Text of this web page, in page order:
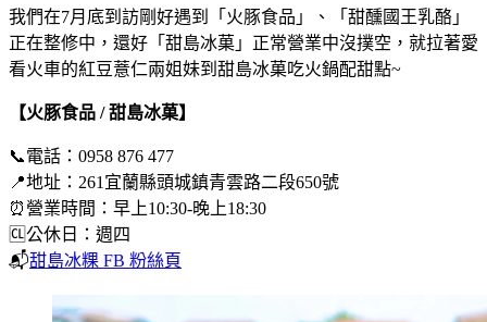
我們在7月底到訪剛好遇到「火豚食品」、「甜醺國王乳酪」
正在整修中，還好「甜島冰菓」正常營業中沒撲空，就拉著愛
看火車的紅豆薏仁兩姐妹到甜島冰菓吃火鍋配甜點~
【火豚食品 / 甜島冰菓】
📞電話：0958 876 477
📍地址：261宜蘭縣頭城鎮青雲路二段650號
⏰營業時間：早上10:30-晚上18:30
🆑公休日：週四
📬甜島冰粿 FB 粉絲頁